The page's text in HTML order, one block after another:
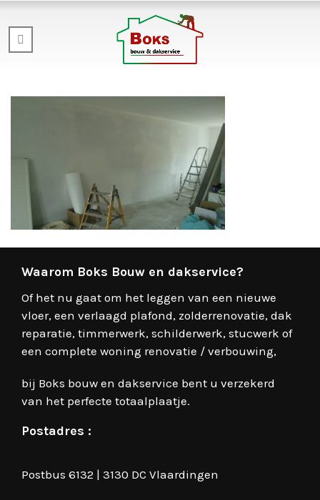
Waarom Boks Bouw en dakservice?
Of het nu gaat om het leggen van een nieuwe
vloer, een verlaagd plafond, zolderrenovatie, dak
reparatie, timmerwerk, schilderwerk, stucwerk of
een complete woning renovatie / verbouwing,
bij Boks bouw en dakservice bent u verzekerd
van het perfecte totaalplaatje.
Postadres :
Postbus 6132 | 3130 DC Vlaardingen